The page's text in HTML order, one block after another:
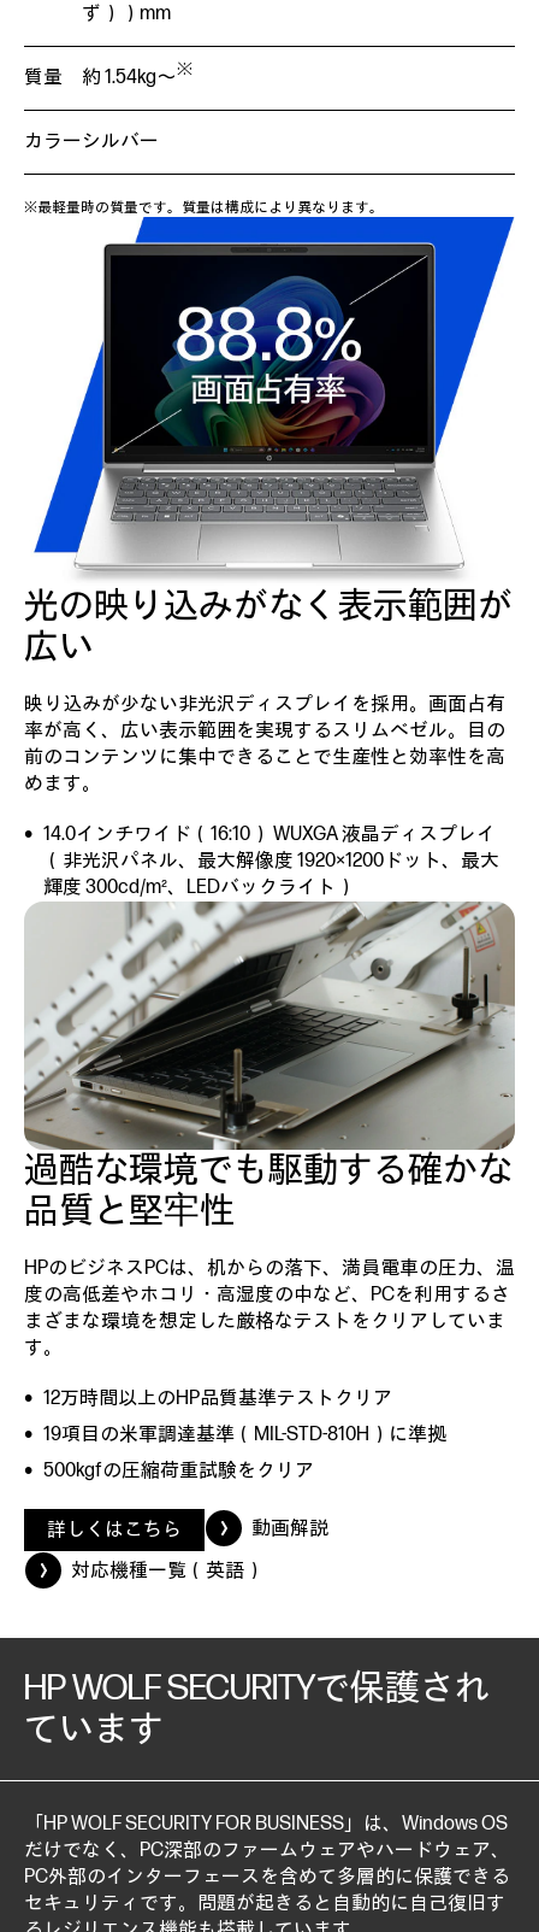
ず））mm
質量 約 1.54kg～※
カラー シルバー
※最軽量時の質量です。質量は構成により異なります。
光の映り込みがなく 表示範囲が
広い
映り込みが少ない非光沢ディスプレイを採用。画面占有
率が高く、広い表示範囲を実現するスリムベゼル。目の
前のコンテンツに集中できることで生産性と効率性を高
めます。
14.0インチワイド（16:10） WUXGA 液晶ディスプレイ
（非光沢パネル、最大解像度 1920×1200ドット、最大
輝度 300cd/m²、LEDバックライト）
過酷な環境でも駆動する確かな
品質と堅牢性
HPのビジネスPCは、机からの落下、満員電車の圧力、温
度の高低差やホコリ・高湿度の中など、PCを利用するさ
まざまな環境を想定した厳格なテストをクリアしていま
す。
12万時間以上のHP品質基準テストクリア
19項目の米軍調達基準（MIL-STD-810H）に準拠
500kgfの圧縮荷重試験をクリア
詳しくはこちら
動画解説
対応機種一覧（英語）
HP WOLF SECURITYで保護され
ています
「HP WOLF SECURITY FOR BUSINESS」は、Windows OS
だけでなく、PC深部のファームウェアやハードウェア、
PC外部のインターフェースを含めて多層的に保護できる
セキュリティです。問題が起きると自動的に自己復旧す